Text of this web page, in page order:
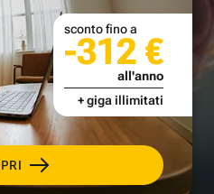
sconto fino a
-312 €
all'anno
+ giga illimitati